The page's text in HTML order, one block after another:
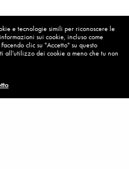
coraggio
e tecnologie simili per riconoscere le
sui cookie, incluso come
clic su "Accetto" su questo
all'utilizzo dei cookie a meno che tu non